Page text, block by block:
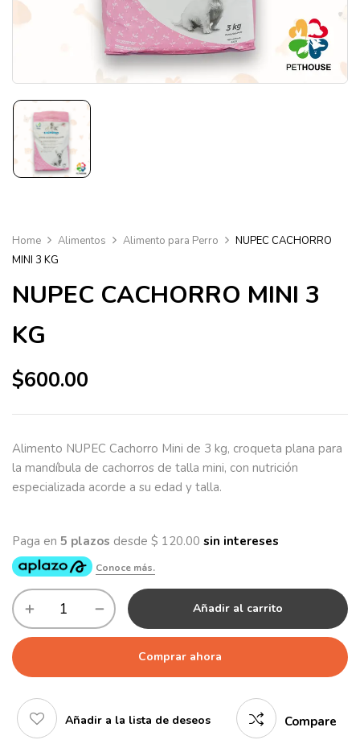
Home Alimentos Alimento para Perro
NUPEC CACHORRO
MINI 3 KG
NUPEC CACHORRO MINI 3
KG
$600.00
Alimento NUPEC Cachorro Mini de 3 kg, croqueta plana para
la mandíbula de cachorros de talla mini, con nutrición
especializada acorde a su edad y talla.
Añadir al carrito
Comprar ahora
Añadir a la lista de deseos Compare